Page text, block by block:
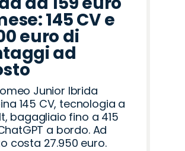
145 CV e
euro di
ad
Junior Ibrida
145 CV, tecnologia a
bagagliaio fino a 415
a bordo. Ad
costa 27.950 euro.